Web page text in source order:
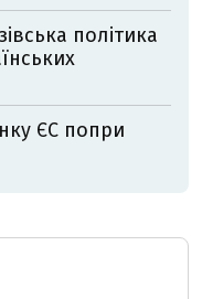
політика
ЄС попри